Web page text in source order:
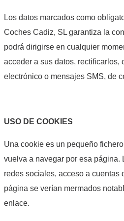
Los datos marcados como
Coches Cadiz, SL garantiza la
podrá dirigirse en cualquier
acceder a sus datos,
electrónico o mensajes SMS, de
USO DE COOKIES
Una cookie es un pequeño
vuelva a navegar por esa
redes sociales, acceso a
página se verían mermados
enlace.